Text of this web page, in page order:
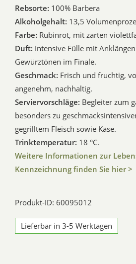
Rebsorte: 100% Barbera
Alkoholgehalt: 13,5
Farbe: Rubinrot, mit zarten
Duft: Intensive Fülle mit
Gewürztönen im Finale.
Geschmack: Frisch und fruchtig,
angenehm, nachhaltig.
Serviervorschläge: Begleiter zum
besonders zu
gegrilltem Fleisch sowie Käse.
Trinktemperatur: 18 °C.
Weitere Informationen zur
Kennzeichnung finden Sie hier >
Produkt-ID: 60095012
Lieferbar in 3-5 Werktagen